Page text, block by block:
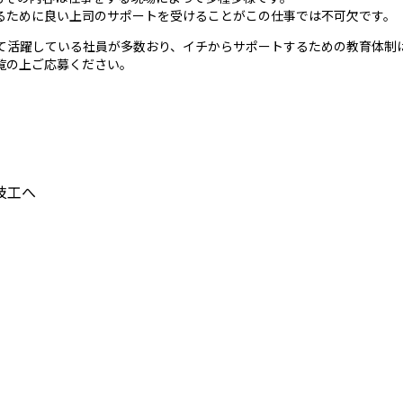
めに良い上司のサポートを受けることがこの仕事では不可欠です。
躍している社員が多数おり、イチからサポートするための教育体制
の上ご応募ください。
工へ